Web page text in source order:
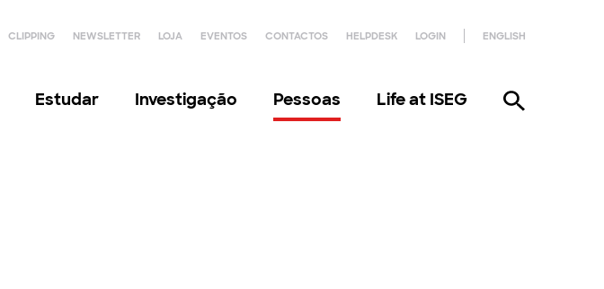
CLIPPING NEWSLETTER LOJA EVENTOS CONTACTOS HELPDESK LOGIN ENGLISH
Estudar Investigação Pessoas Life at ISEG